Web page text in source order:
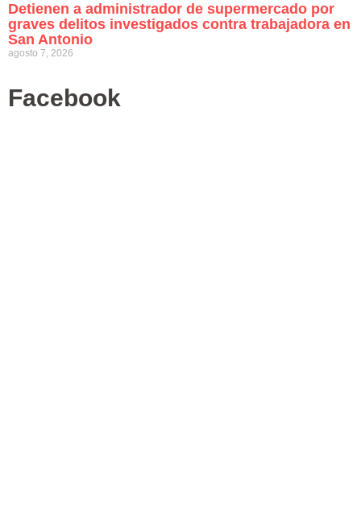
Detienen a administrador de supermercado por
graves delitos investigados contra trabajadora en
San Antonio
agosto 7, 2026
Facebook